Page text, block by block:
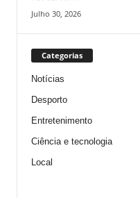
Julho 30, 2026
Categorias
Notícias
Desporto
Entretenimento
Ciência e tecnologia
Local